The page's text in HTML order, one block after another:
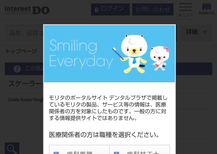
モリタのポータルサイト デンタルプラザで掲載し
ているモリタの製品、サービス等の情報は、医療
関係者の方を対象にしたものです。一般の方に対
する情報提供サイトではありません。
医療関係者の方は職種を選択ください。
ログイン お問い合わせ
メニュー
詳細
トップページ スケーラー 片頭 ＃3
この商品に関するお問い合わせ
スケーラー 片頭 ＃3
Sickle Scaler Single-End
品目コード